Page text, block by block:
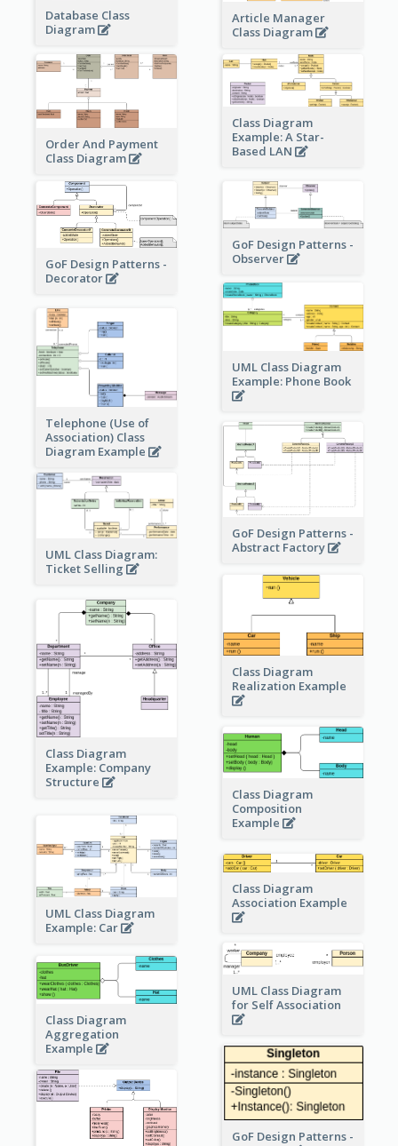
Database Class
Diagram
Article Manager
Class Diagram
Order And Payment
Class Diagram
Class Diagram
Example: A Star-
Based LAN
GoF Design Patterns -
Decorator
GoF Design Patterns -
Observer
UML Class Diagram
Example: Phone Book
Telephone (Use of
Association) Class
Diagram Example
GoF Design Patterns -
Abstract Factory
UML Class Diagram:
Ticket Selling
Class Diagram
Realization Example
Class Diagram
Example: Company
Structure
Class Diagram
Composition
Example
UML Class Diagram
Example: Car
Class Diagram
Association Example
UML Class Diagram
for Self Association
Class Diagram
Aggregation
Example
GoF Design Patterns -